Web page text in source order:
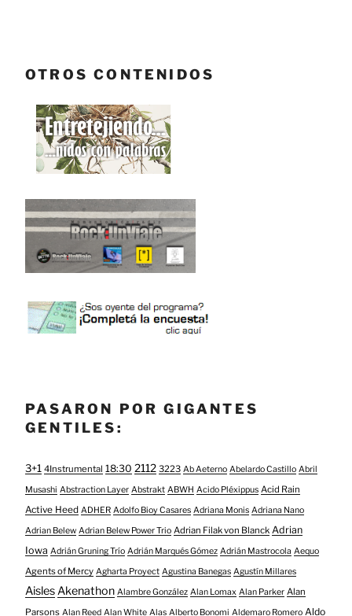
OTROS CONTENIDOS
PASARON POR GIGANTES
GENTILES:
3+1 4Instrumental 18:30 2112 3223 Ab Aeterno Abelardo Castillo Abril
Musashi Abstraction Layer Abstrakt ABWH Acido Pléxippus Acid Rain
Active Heed ADHER Adolfo Bioy Casares Adriana Monis Adriana Nano
Adrian Belew Adrian Belew Power Trio Adrian Filak von Blanck Adrian
Iowa Adrián Gruning Trío Adrián Marqués Gómez Adrián Mastrocola Aequo
Agents of Mercy Agharta Proyect Agustina Banegas Agustín Millares
AislesAkenathon Alambre González Alan Lomax Alan Parker Alan
Parsons Alan Reed Alan White Alas Alberto Bonomi Aldemaro Romero Aldo